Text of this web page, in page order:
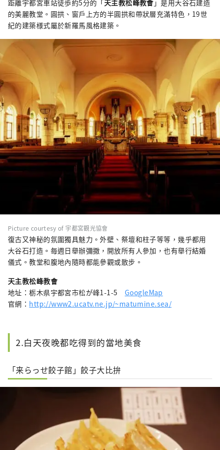
距離宇都宮車站徒歩約5分的「天主教松峰教會」是用大谷石建造
的美麗教堂。圓拱、窗戶上方的半圓拱和帶狀層充滿特色，19世
紀的建築様式屬於新羅馬風格建築。
Picture courtesy of 宇都宮觀光協會
復古又神秘的氛圍獨具魅力。外壁、祭壇和柱子等等，幾乎都用
大谷石打造。毎週日舉辦彌撒，開放所有人參加，也有舉行結婚
儀式。教堂和腹地內隨時都能參觀或散步。
天主教松峰教會
地址：栃木県宇都宮市松が峰1-1-5 GoogleMap
官網： http://www2.ucatv.ne.jp/~matumine.sea/
2.白天夜晚都吃得到的當地美食
「来らっせ餃子館」餃子大比拚